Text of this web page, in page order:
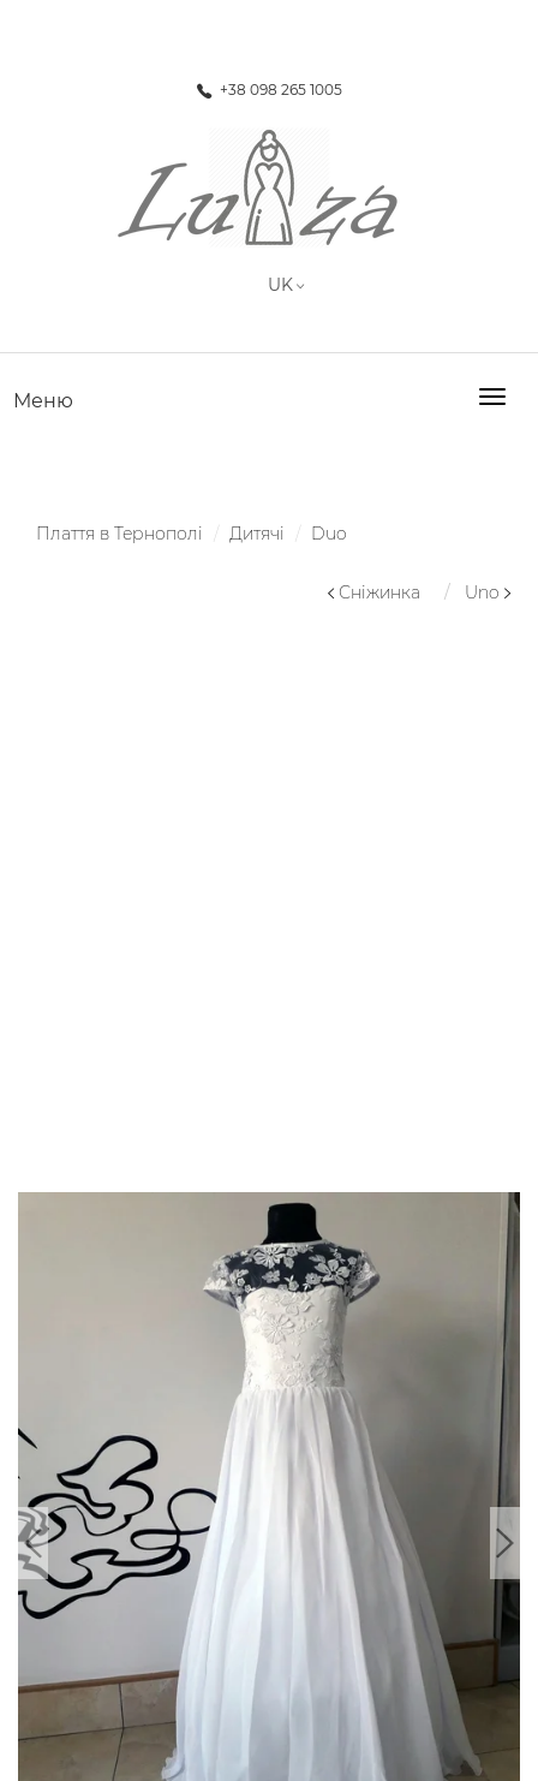
+38 098 265 1005
Меню
Плаття в Тернополі Дитячі Duo
Сніжинка Uno